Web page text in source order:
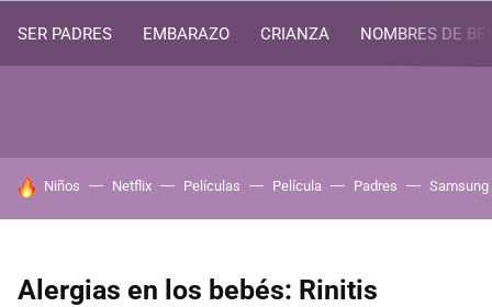
SER PADRES EMBARAZO CRIANZA NOMBRES DE
HOY SE HABLA DE
Niños Netflix Películas Película Padres Samsung
Alergias en los bebés: Rinitis